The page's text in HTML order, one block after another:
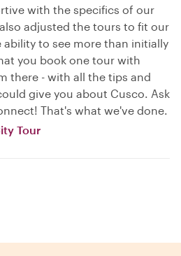
with the specifics of our
adjusted the tours to fit our
to see more than initially
you book one tour with
there - with all the tips and
give you about Cusco. Ask
That's what we've done.
Tour